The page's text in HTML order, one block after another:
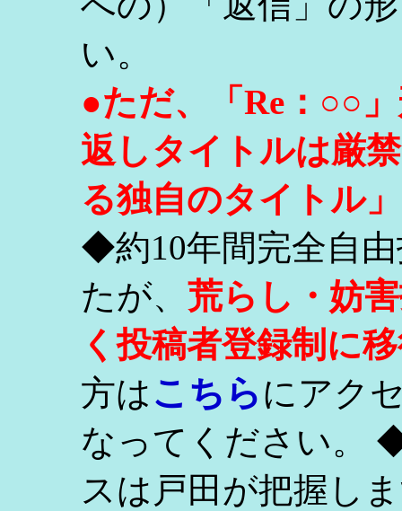
い。
●ただ、「Re：○○
返しタイトルは厳
る独自のタイトル
◆約10年間完全自
たが、 荒らし・妨
く投稿者登録制に
方はこちらにアク
なってください。
スは戸田が把握し